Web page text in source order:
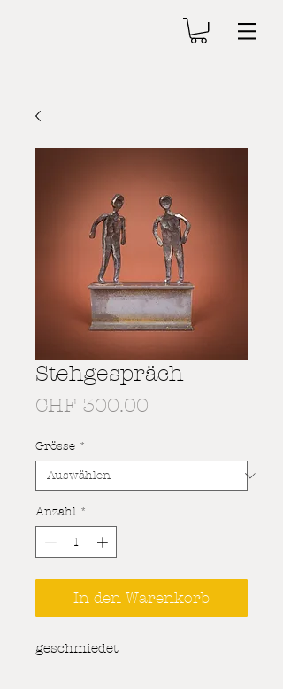
Stehgespräch
CHF 300.00
Grösse *
Anzahl *
In den Warenkorb
geschmiedet